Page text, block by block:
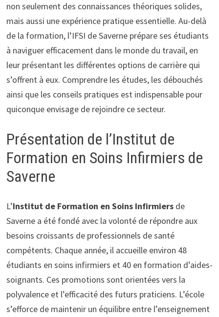
non seulement des connaissances théoriques solides,
mais aussi une expérience pratique essentielle. Au-delà
de la formation, l’IFSI de Saverne prépare ses étudiants
à naviguer efficacement dans le monde du travail, en
leur présentant les différentes options de carrière qui
s’offrent à eux. Comprendre les études, les débouchés
ainsi que les conseils pratiques est indispensable pour
quiconque envisage de rejoindre ce secteur.
Présentation de l’Institut de
Formation en Soins Infirmiers de
Saverne
L’Institut de Formation en Soins Infirmiersde
Saverne a été fondé avec la volonté de répondre aux
besoins croissants de professionnels de santé
compétents. Chaque année, il accueille environ 48
étudiants en soins infirmiers et 40 en formation d’aides-
soignants. Ces promotions sont orientées vers la
polyvalence et l’efficacité des futurs praticiens. L’école
s’efforce de maintenir un équilibre entre l’enseignement